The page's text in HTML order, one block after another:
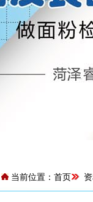
当前位置： 首页